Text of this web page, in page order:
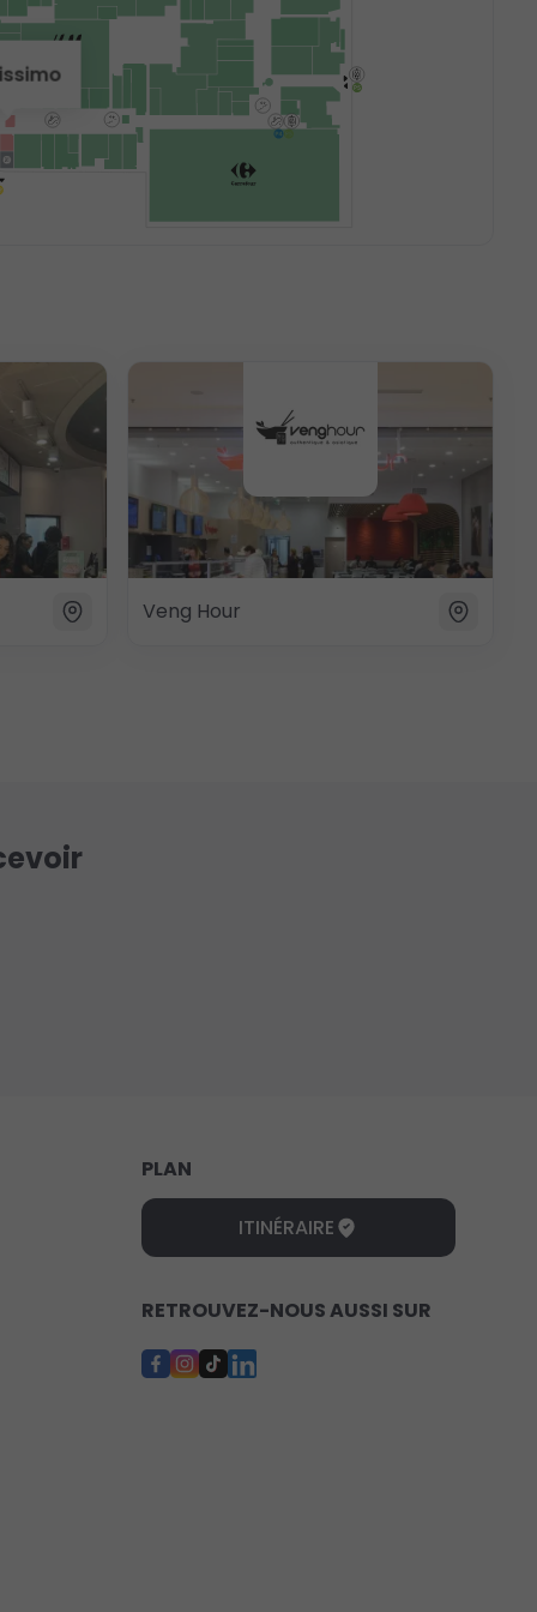
Veng Hour
PLAN
ITINÉRAIRE
RETROUVEZ-NOUS AUSSI SUR